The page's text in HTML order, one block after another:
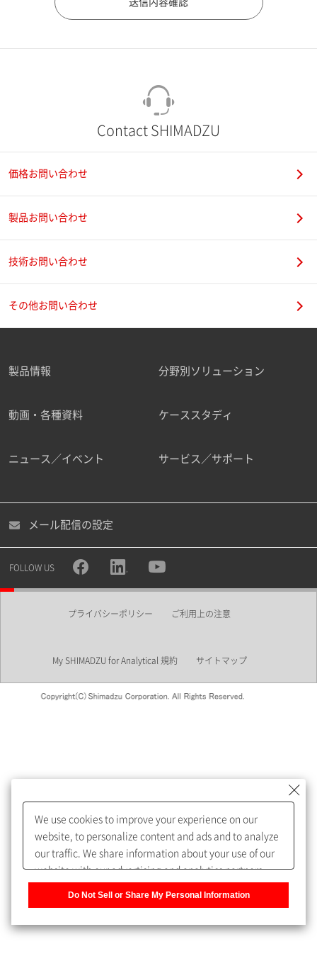
ご勤務先
職種
めします。
My SHIMADZU for Analyticalへ登録いただくと、技術情報や
取扱説明書・Webinarなどの閲覧ができます。
うになります。
Contact SHIMADZU
価格お問い合わせ
製品お問い合わせ
技術お問い合わせ
その他お問い合わせ
製品情報 分野別ソリューション
動画・各種資料 ケーススタディ
ニュース／イベント サービス／サポート
メール配信の設定
FOLLOW US
プライバシーポリシー ご利用上の注意
My SHIMADZU for Analytical 規約 サイトマップ
We use cookies to improve your experience on our
website, to personalize content and ads and to analyze
our traffic. We share information about your use of our
website with our advertising and analytics partners,
Do Not Sell or Share My Personal Information